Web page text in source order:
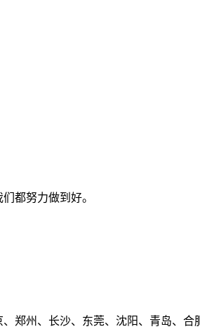
都努力做到好。
郑州、长沙、东莞、沈阳、青岛、合